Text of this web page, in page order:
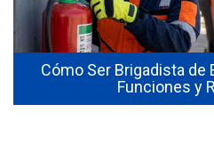
Cómo Ser Brigadista de
Funciones y